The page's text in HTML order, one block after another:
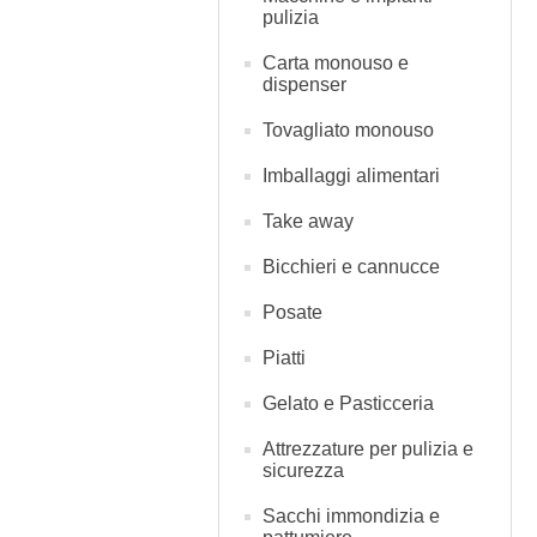
pulizia
Carta monouso e
dispenser
Tovagliato monouso
Imballaggi alimentari
Take away
Bicchieri e cannucce
Posate
Piatti
Gelato e Pasticceria
Attrezzature per pulizia e
sicurezza
Sacchi immondizia e